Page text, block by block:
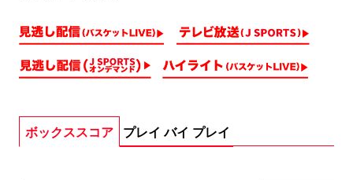
ボックススコア プレイ バイ プレイ